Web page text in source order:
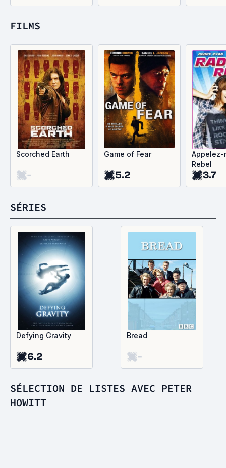
FILMS
Scorched Earth
-
Game of Fear
5.2
Appelez-
Rebel
3.7
SÉRIES
Defying Gravity
6.2
Bread
-
SÉLECTION DE LISTES AVEC PETER
HOWITT